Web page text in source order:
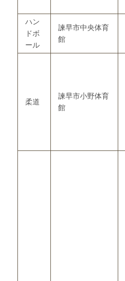
ハン
ドボ
ール
諫早市中央体育
館
柔道
諫早市小野体育
館